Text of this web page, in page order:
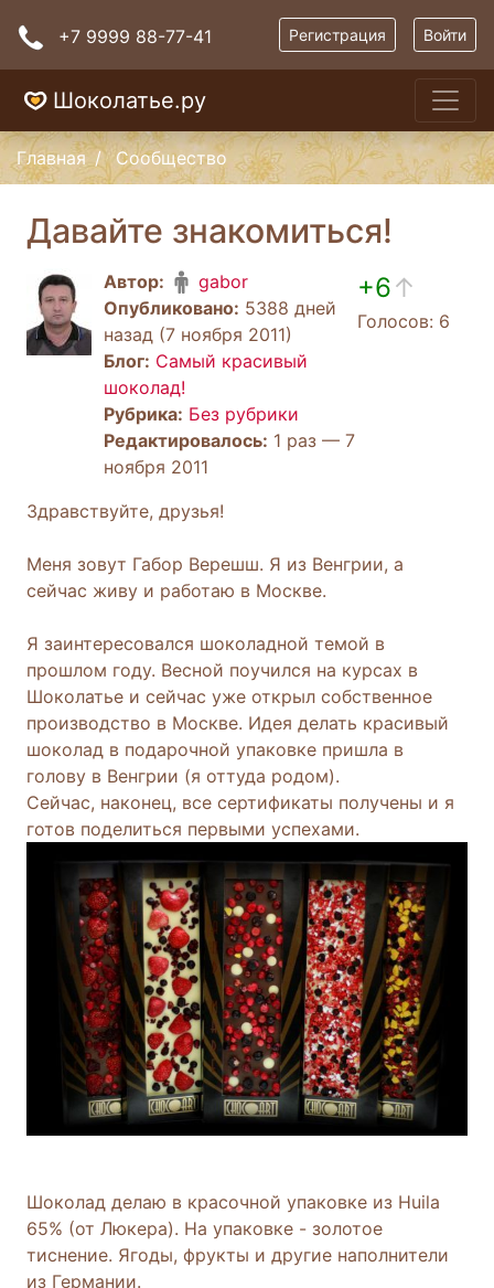
+7 9999 88-77-41 Регистрация Войти
Шоколатье.ру
Главная Сообщество
Давайте знакомиться!
Автор:
gabor
Опубликовано: 5388 дней
назад (7 ноября 2011)
Блог: Самый красивый
шоколад!
Рубрика: Без рубрики
Редактировалось: 1 раз — 7
ноября 2011
+6↑
Голосов: 6
Здравствуйте, друзья!
Меня зовут Габор Верешш. Я из Венгрии, а
сейчас живу и работаю в Москве.
Я заинтересовался шоколадной темой в
прошлом году. Весной поучился на курсах в
Шоколатье и сейчас уже открыл собственное
производство в Москве. Идея делать красивый
шоколад в подарочной упаковке пришла в
голову в Венгрии (я оттуда родом).
Сейчас, наконец, все сертификаты получены и я
готов поделиться первыми успехами.
Шоколад делаю в красочной упаковке из Huila
65% (от Люкера). На упаковке - золотое
тиснение. Ягоды, фрукты и другие наполнители
из Германии.